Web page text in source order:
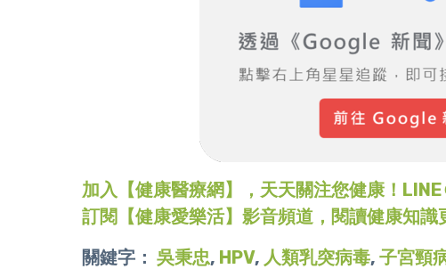
加入【健康醫療網】，天天關注您健康！
訂閱【健康愛樂活】影音頻道，閱讀健康知識
關鍵字： 吳秉忠, HPV, 人類乳突病毒, 子宮頸